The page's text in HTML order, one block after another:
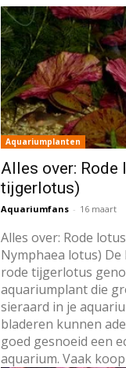
Aquariumplanten
Alles over: Rode
tijgerlotus)
Aquariumfans - 16 maart
Alles over: Rode
Nymphaea lotus) De
rode tijgerlotus
aquariumplant die
sieraard in je
bladeren kunnen
goed gesnoeid een
aquarium. Vaak